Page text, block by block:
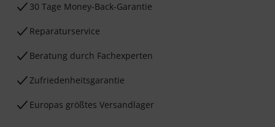
30 Tage Money-Back-Garantie
Reparaturservice
Beratung durch Fachexperten
Zufriedenheitsgarantie
Europas größtes Versandlager